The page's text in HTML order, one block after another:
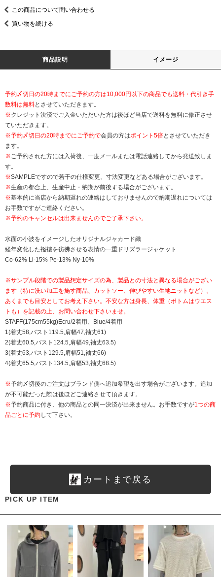
この商品について問い合わせる
買い物を続ける
商品説明 イメージ
予約〆切日の20時までにご予約の方は10,000円以下の商品でも送料・代引き手
数料は無料とさせていただきます。
※クレジット決済でご入金いただいた方は後ほど当店で送料を無料に修正させ
ていただきます。
※予約〆切日の20時までにご予約で会員の方はポイント5倍とさせていただき
ます。
※ご予約された方には入荷後、一度メールまたは電話連絡してから発送致しま
す。
※SAMPLEですので若干の仕様変更、寸法変更などある場合がございます。
※生産の都合上、生産中止・納期が前後する場合がございます。
※基本的に当店から納期遅れの連絡はしておりませんので納期遅れについては
お手数ですがご連絡ください。
※予約のキャンセルは出来ませんのでご了承下さい。
水面の小波をイメージしたオリジナルジャカード織
経年変化した襤褸を彷彿させる表情の一重ドリズラージャケット
Co-62% Li-15% Pe-13% Ny-10%
※サンプル段階での製品想定サイズの為、製品との寸法と異なる場合がござい
ます（特に洗い加工を施す商品、カットソー、伸びやすい生地ニットなど）。
あくまでも目安としてお考え下さい。不安な方は身長、体重（ボトムはウエス
トも）を記載の上、お問い合わせ下さいませ。
STAFF(175cm55kg)Ecru/2着用、Blue/4着用
1(着丈58,バスト119.5,肩幅47,袖丈61)
2(着丈60.5,バスト124.5,肩幅49,袖丈63.5)
3(着丈63,バスト129.5,肩幅51,袖丈66)
4(着丈65.5,バスト134.5,肩幅53,袖丈68.5)
※予約〆切後のご注文はブランド側へ追加希望を出す場合がございます。追加
が不可能だった際は後ほどご連絡させて頂きます。
※予約商品に付き、他の商品との同一決済が出来ません。お手数ですが1つの商
品ごとに予約して下さい。
カートまで戻る
PICK UP ITEM